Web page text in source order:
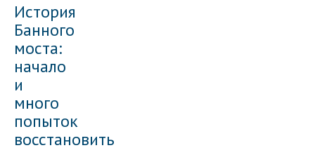
История
Банного
моста:
начало
и
много
попыток
восстановить